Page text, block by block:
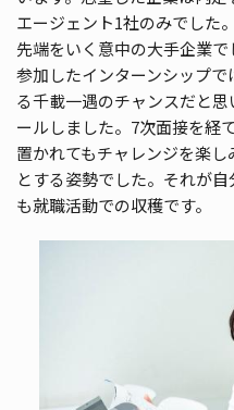
エージェント1社のみでした
先端をいく意中の大手企業で
参加したインターンシップ
る千載一遇のチャンスだと
ールしました。7次面接を経
置かれてもチャレンジを楽
とする姿勢でした。それが
も就職活動での収穫です。